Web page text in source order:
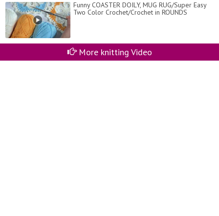
Funny COASTER DOILY, MUG RUG/Super Easy
Two Color Crochet/Crochet in ROUNDS
More knitting Video